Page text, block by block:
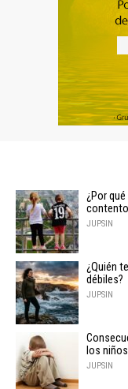
¿Por
JUPSIN
¿Quién
débiles?
JUPSIN
los
JUPSIN